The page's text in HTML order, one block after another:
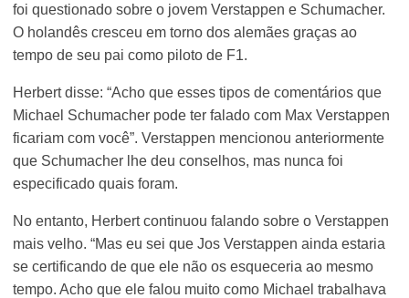
foi questionado sobre o jovem Verstappen e Schumacher.
O holandês cresceu em torno dos alemães graças ao
tempo de seu pai como piloto de F1.
Herbert disse: “Acho que esses tipos de comentários que
Michael Schumacher pode ter falado com Max Verstappen
ficariam com você”. Verstappen mencionou anteriormente
que Schumacher lhe deu conselhos, mas nunca foi
especificado quais foram.
No entanto, Herbert continuou falando sobre o Verstappen
mais velho. “Mas eu sei que Jos Verstappen ainda estaria
se certificando de que ele não os esqueceria ao mesmo
tempo. Acho que ele falou muito como Michael trabalhava